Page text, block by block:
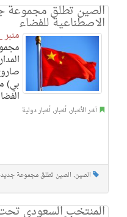
الصين تطلق مجموعة
الاصطناعية للفضاء
بي)
آخر الأخبار, أخبار, أخبار دولية
الصين, الصين تطلق مجموعة جديدة